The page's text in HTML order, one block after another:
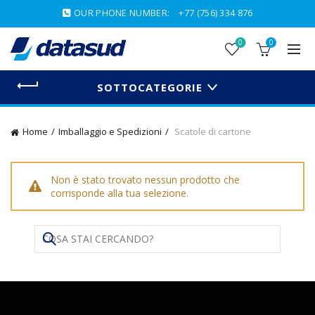
OUR PHONE NUMBER: +77 (756) 334 876
0 0
SOTTOCATEGORIE
Home Imballaggio e Spedizioni Scatole di cartone
Non è stato trovato nessun prodotto che
corrisponde alla tua selezione.
Search
for: